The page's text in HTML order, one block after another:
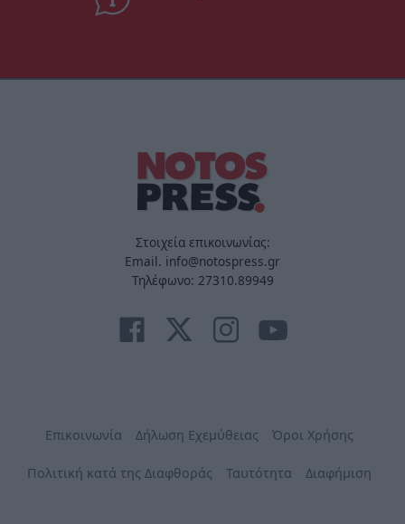
Στοιχεία επικοινωνίας:
Email. info@notospress.gr
Τηλέφωνο: 27310.89949
Επικοινωνία Δήλωση Εχεμύθειας Όροι Χρήσης
Πολιτική κατά της Διαφθοράς Ταυτότητα Διαφήμιση